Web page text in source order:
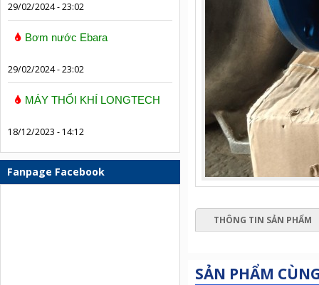
29/02/2024 - 23:02
Bơm nước Ebara
29/02/2024 - 23:02
MÁY THỔI KHÍ LONGTECH
18/12/2023 - 14:12
Fanpage Facebook
THÔNG TIN SẢN PHẨM
SẢN PHẨM